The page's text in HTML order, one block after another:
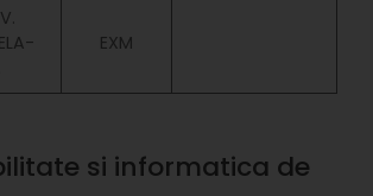
EXM
si informatica de